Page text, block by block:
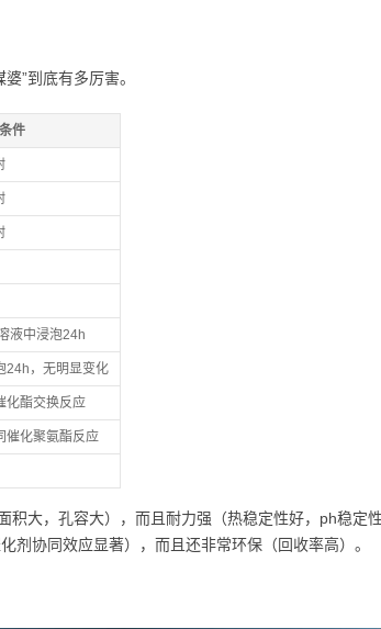
”到底有多厉害。
件
液中浸泡24h
24h，无明显变化
化酯交换反应
催化聚氨酯反应
积大，孔容大），而且耐力强（热稳定性好，ph稳定
剂协同效应显著），而且还非常环保（回收率高）。